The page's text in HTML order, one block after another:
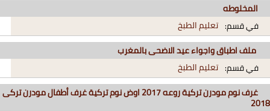
المخلوطه
في قسم: تعليم الطبخ
ملف اطباق واجواء عيد الاضحى بالمغرب
في قسم: تعليم الطبخ
غرف نوم مودرن تركية روعه 2017 اوض نوم تركية غرف أطفال مودرن تركى
2018